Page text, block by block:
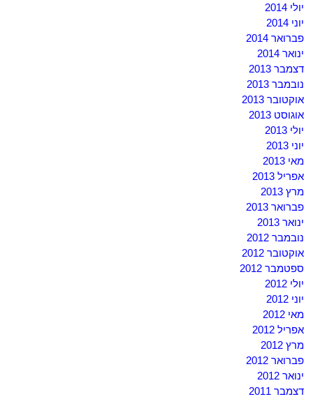
יולי 2014
יוני 2014
פברואר 2014
ינואר 2014
דצמבר 2013
נובמבר 2013
אוקטובר 2013
אוגוסט 2013
יולי 2013
יוני 2013
מאי 2013
אפריל 2013
מרץ 2013
פברואר 2013
ינואר 2013
נובמבר 2012
אוקטובר 2012
ספטמבר 2012
יולי 2012
יוני 2012
מאי 2012
אפריל 2012
מרץ 2012
פברואר 2012
ינואר 2012
דצמבר 2011